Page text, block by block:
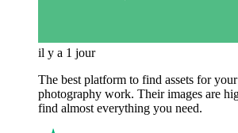
il y a 1 jour
The best platform to find assets for
photography work. Their images are
find almost everything you need.